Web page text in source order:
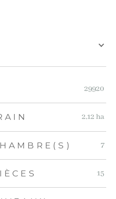
29920
2,12 ha
7
15